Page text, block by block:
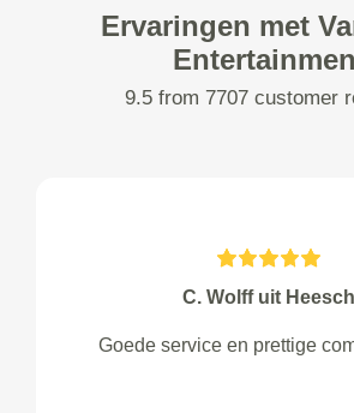
Ervaringen met
9.5 from 7707 customer
C. Wolff uit Heesch
Goede service en prettige